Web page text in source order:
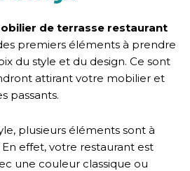
de terrasse restaurant
premiers éléments à prendre
du style et du design. Ce sont
attirant votre mobilier et
passants.
plusieurs éléments sont à
effet, votre restaurant est
une couleur classique ou